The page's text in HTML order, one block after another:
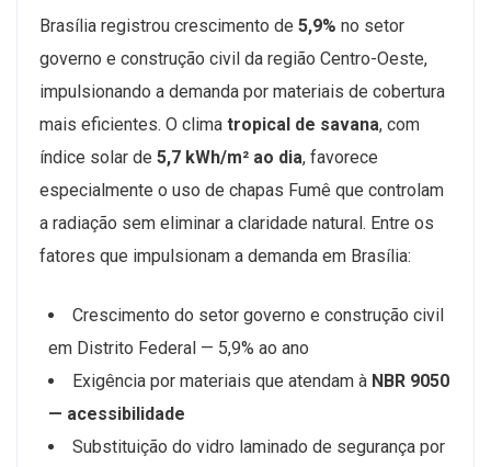
Brasília registrou crescimento de 5,9% no setor
governo e construção civil da região Centro-Oeste,
impulsionando a demanda por materiais de cobertura
mais eficientes. O clima tropical de savana, com
índice solar de 5,7 kWh/m² ao dia, favorece
especialmente o uso de chapas Fumê que controlam
a radiação sem eliminar a claridade natural. Entre os
fatores que impulsionam a demanda em Brasília:
Crescimento do setor governo e construção civil
em Distrito Federal — 5,9% ao ano
Exigência por materiais que atendam à NBR 9050
— acessibilidade
Substituição do vidro laminado de segurança por